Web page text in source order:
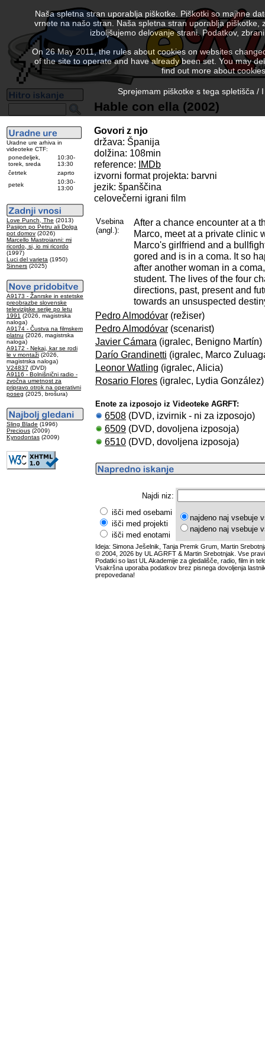
Uradne ure arhiva in
videoteke CTF:
ponedeljek,
torek, sreda
10:30-
13:30
četrtek
zaprto
petek
10:30-
13:00
Love Punch, The (2013)
Pasijon po Petru ali Dolga
pot domov (2026)
Marcello Mastroianni: mi
ricordo, si, io mi ricordo
(1997)
Luci del varieta (1950)
Sinners (2025)
A9173 - Žanrske in estetske
preobrazbe slovenske
televizijske serije po letu
1991 (2026, magistrska
naloga)
A9174 - Čustva na filmskem
platnu (2026, magistrska
naloga)
A9172 - Nekaj, kar se rodi
le v montaži (2026,
magistrska naloga)
V24837 (DVD)
A9116 - Bolnišnični radio -
zvočna umetnost za
pripravo otrok na operativni
poseg (2025, brošura)
Sling Blade (1996)
Precious (2009)
Kynodontas (2009)
Hable con ella (2002)
Govori z njo
država: Španija
dolžina: 108min
reference:
IMDb
izvorni format projekta: barvni
jezik: španščina
celovečerni igrani film
Vsebina
(angl.):
After a chance encounter at a
Marco, meet at a private clinic
Marco's girlfriend and a
gored and is in a coma. It so
after another woman in a
student. The lives of the four
directions, past, present and
towards an unsuspected
Pedro Almodóvar (režiser)
Pedro Almodóvar (scenarist)
Javier Cámara (igralec, Benigno Martín)
Darío Grandinetti (igralec, Marco
Leonor Watling (igralec, Alicia)
Rosario Flores (igralec, Lydia González)
Enote za izposojo iz Videoteke AGRFT:
6508 (DVD, izvirnik - ni za izposojo)
6509 (DVD, dovoljena izposoja)
6510 (DVD, dovoljena izposoja)
Najdi niz:
išči med osebami
išči med projekti
išči med enotami
najdeno naj vsebuje
najdeno naj vsebuje
Ideja: Simona Ješelnik, Tanja Premk Grum, Martin
© 2004, 2026 by UL AGRFT & Martin Srebotnjak. Vse
Podatki so last UL Akademije za gledališče, radio, film in
Vsakršna uporaba podatkov brez pisnega dovoljenja
prepovedana!
Naša spletna stran uporablja piškotke. Piškotki so majhne
vrnete na našo stran. Naša spletna stran uporablja
izboljšujemo delovanje strani. Podatkov,
On 26 May 2011, the rules about cookies on websites
of the site to operate and have already been set. You may
find out more about
Sprejemam piškotke s tega spletišča /